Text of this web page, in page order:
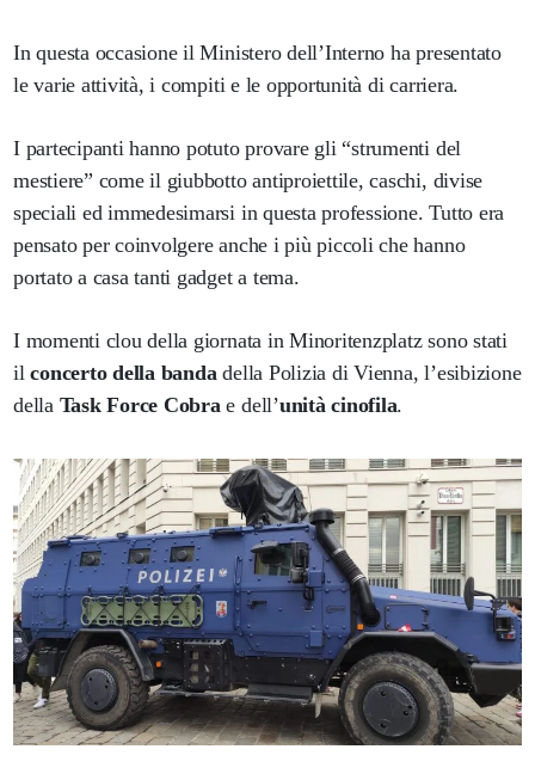
In questa occasione il Ministero dell’Interno ha presentato
le varie attività, i compiti e le opportunità di carriera.
I partecipanti hanno potuto provare gli “strumenti del
mestiere” come il giubbotto antiproiettile, caschi, divise
speciali ed immedesimarsi in questa professione. Tutto era
pensato per coinvolgere anche i più piccoli che hanno
portato a casa tanti gadget a tema.
I momenti clou della giornata in Minoritenzplatz sono stati
ilconcerto della bandadella Polizia di Vienna, l’esibizione
della Task Force Cobrae dell’unità cinofila.